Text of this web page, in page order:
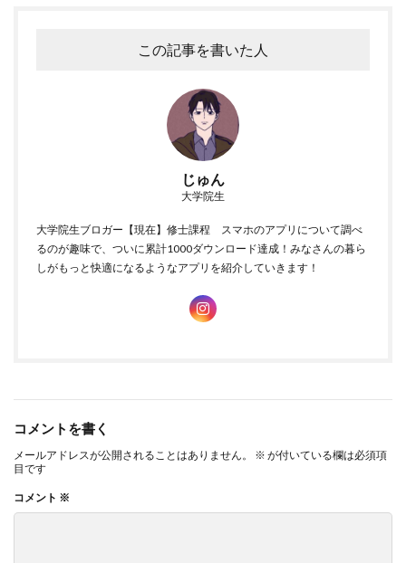
Androidで縦書きアプリを活用するコツについて教えます！
縦書きアプリの基本的な使い方
「縦書きアプリって難しそう…」って思っていませんか？
でも、実際にAndroidで使ってみると、そんなにハードル高くあり
ません。
便利な機能を使いこなす
縦書きアプリは、ただ縦書き入力できるだけじゃないんです。
この記事を書いた人
じゅん
大学院生
大学院生ブロガー【現在】修士課程 スマホのアプリについて調べ
るのが趣味で、ついに累計1000ダウンロード達成！みなさんの暮ら
しがもっと快適になるようなアプリを紹介していきます！
コメントを書く
メールアドレスが公開されることはありません。 ※ が付いている欄は必須項
目です
コメント ※